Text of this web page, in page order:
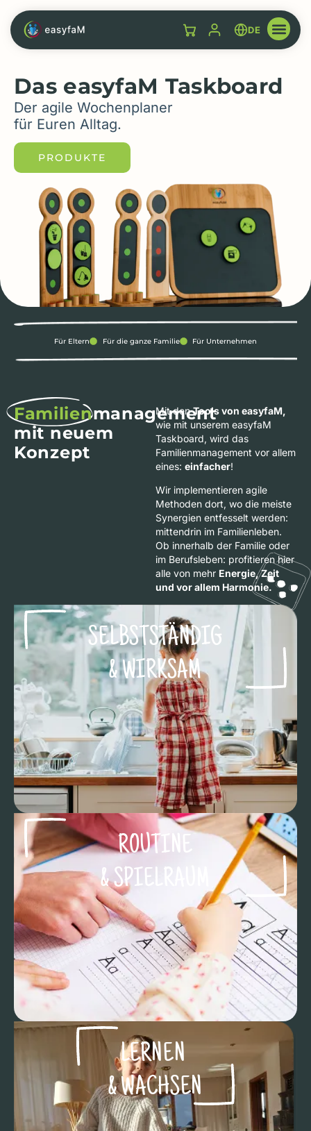
DE
Das easyfaM Taskboard
Der agile Wochenplaner
für Euren Alltag.
PRODUKTE
Für Eltern Für die ganze Familie Für Unternehmen
Familienmanagement
mit neuem
Konzept
Mit denTools von easyfaM,
wie mit unserem easyfaM
Taskboard, wird das
Familienmanagement vor allem
eines: einfacher!
Wir implementieren agile
Methoden dort, wo die meiste
Synergien entfesselt werden:
mittendrin im Familienleben.
Ob innerhalb der Familie oder
im Berufsleben: profitieren hier
alle von mehr Energie, Zeit
und vor allem Harmonie.
SELBSTSTÄNDIG
& WIRKSAM
ROUTINE
& SPIELRAUM​
LERNEN ​
& WACHSEN​